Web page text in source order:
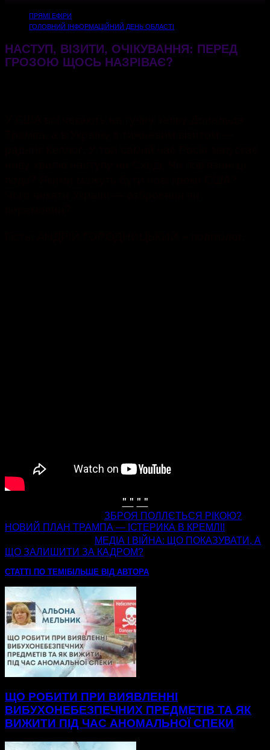
ПРЯМІ ЕФІРИ
ГОЛОВНИЙ ІНФОРМАЦІЙНИЙ ДЕНЬ ОБЛАСТІ
НАСТУП, ВІЗИТИ, ОЧІКУВАННЯ: ПЕРЕД
ГРОЗОЮ ЩОСЬ НАЗРІВАЄ?
" " " "
ЗБРОЯ ПОЛЛЄТЬСЯ РІКОЮ?
НОВИЙ ПЛАН ТРАМПА — ІСТЕРИКА В КРЕМЛІ!
МЕДІА І ВІЙНА: ЩО ПОКАЗУВАТИ, А
ЩО ЗАЛИШИТИ ЗА КАДРОМ?
СТАТТІ ПО ТЕМІ БІЛЬШЕ ВІД АВТОРА
ЩО РОБИТИ ПРИ ВИЯВЛЕННІ
ВИБУХОНЕБЕЗПЕЧНИХ ПРЕДМЕТІВ ТА ЯК
ВИЖИТИ ПІД ЧАС АНОМАЛЬНОЇ СПЕКИ